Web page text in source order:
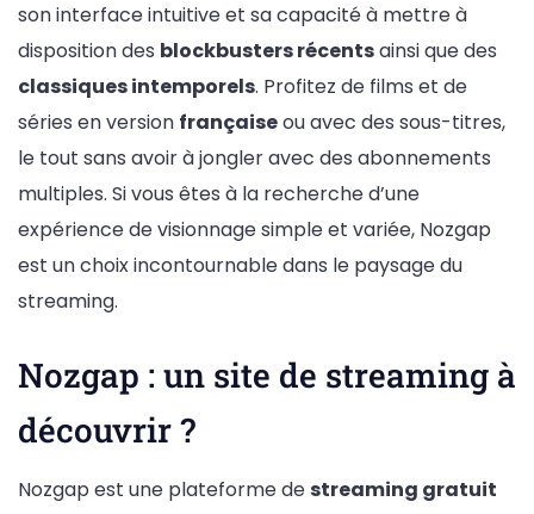
son interface intuitive et sa capacité à mettre à
disposition des blockbusters récentsainsi que des
classiques intemporels. Profitez de films et de
séries en version françaiseou avec des sous-titres,
le tout sans avoir à jongler avec des abonnements
multiples. Si vous êtes à la recherche d’une
expérience de visionnage simple et variée, Nozgap
est un choix incontournable dans le paysage du
streaming.
Nozgap : un site de streaming à
découvrir ?
Nozgap est une plateforme de streaming gratuit